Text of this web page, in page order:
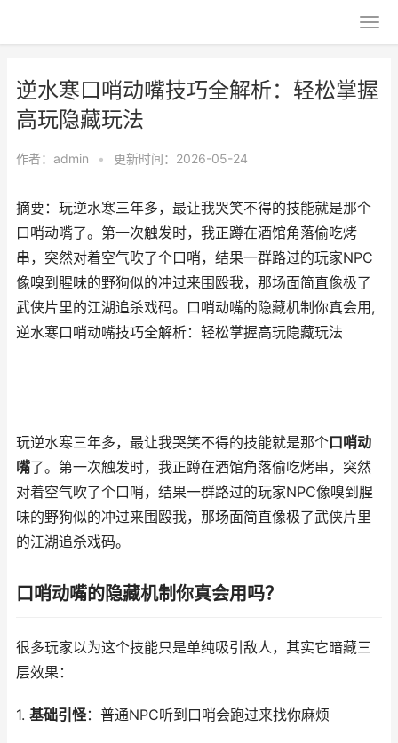
逆水寒口哨动嘴技巧全解析：轻松掌握
高玩隐藏玩法
作者： admin • 更新时间：2026-05-24
摘要：玩逆水寒三年多，最让我哭笑不得的技能就是那个
口哨动嘴了。第一次触发时，我正蹲在酒馆角落偷吃烤
串，突然对着空气吹了个口哨，结果一群路过的玩家NPC
像嗅到腥味的野狗似的冲过来围殴我，那场面简直像极了
武侠片里的江湖追杀戏码。口哨动嘴的隐藏机制你真会用,
逆水寒口哨动嘴技巧全解析：轻松掌握高玩隐藏玩法
玩逆水寒三年多，最让我哭笑不得的技能就是那个口哨动
嘴了。第一次触发时，我正蹲在酒馆角落偷吃烤串，突然
对着空气吹了个口哨，结果一群路过的玩家NPC像嗅到腥
味的野狗似的冲过来围殴我，那场面简直像极了武侠片里
的江湖追杀戏码。
口哨动嘴的隐藏机制你真会用吗？
很多玩家以为这个技能只是单纯吸引敌人，其实它暗藏三
层效果：
1. 基础引怪：普通NPC听到口哨会跑过来找你麻烦